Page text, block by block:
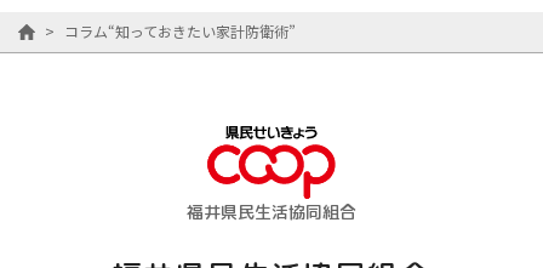
> コラム“知っておきたい家計防衛術”
福井県民生活協同組合